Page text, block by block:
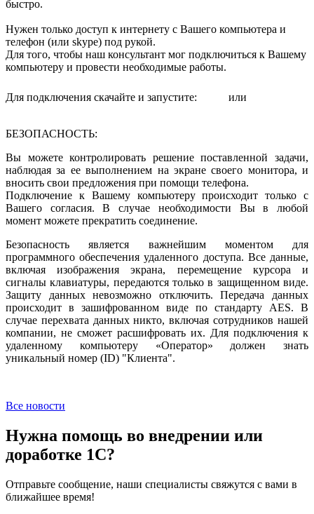
быстро.
Нужен только доступ к интернету с Вашего компьютера и
телефон (или skype) под рукой.
Для того, чтобы наш консультант мог подключиться к Вашему
компьютеру и провести необходимые работы.
Для подключения скачайте и запустите: или
БЕЗОПАСНОСТЬ:
Вы можете контролировать решение поставленной задачи,
наблюдая за ее выполнением на экране своего монитора, и
вносить свои предложения при помощи телефона.
Подключение к Вашему компьютеру происходит только с
Вашего согласия. В случае необходимости Вы в любой
момент можете прекратить соединение.
Безопасность является важнейшим моментом для
программного обеспечения удаленного доступа. Все данные,
включая изображения экрана, перемещение курсора и
сигналы клавиатуры, передаются только в защищенном виде.
Защиту данных невозможно отключить. Передача данных
происходит в зашифрованном виде по стандарту AES. В
случае перехвата данных никто, включая сотрудников нашей
компании, не сможет расшифровать их. Для подключения к
удаленному компьютеру «Оператор» должен знать
уникальный номер (ID) "Клиента".
Все новости
Нужна помощь во внедрении или
доработке 1С?
Отправьте сообщение, наши специалисты свяжутся с вами в
ближайшее время!